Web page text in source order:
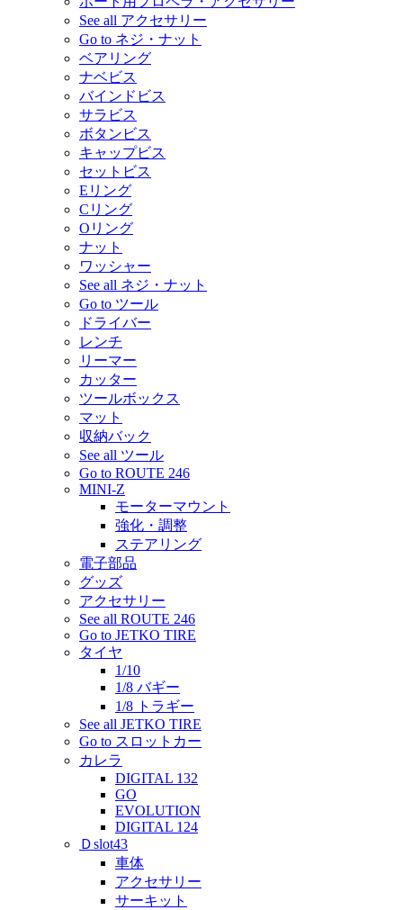
See all アクセサリー
Go to ネジ・ナット
ベアリング
ナベビス
バインドビス
サラビス
ボタンビス
キャップビス
セットビス
Eリング
Cリング
Oリング
ナット
ワッシャー
See all ネジ・ナット
Go to ツール
ドライバー
レンチ
リーマー
カッター
ツールボックス
マット
収納バック
See all ツール
Go to ROUTE 246
MINI-Z
モーターマウント
強化・調整
ステアリング
電子部品
グッズ
アクセサリー
See all ROUTE 246
Go to JETKO TIRE
タイヤ
1/10
1/8 バギー
1/8 トラギー
See all JETKO TIRE
Go to スロットカー
カレラ
DIGITAL 132
GO
EVOLUTION
DIGITAL 124
Ｄslot43
車体
アクセサリー
サーキット